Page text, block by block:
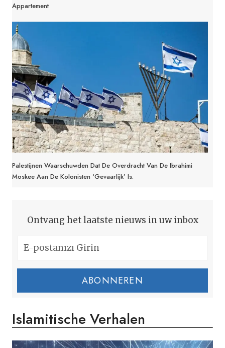
Appartement
Palestijnen Waarschuwden Dat De Overdracht Van De Ibrahimi
Moskee Aan De Kolonisten ‘gevaarlijk’ Is.
Ontvang het laatste nieuws in uw inbox
ABONNEREN
Islamitische Verhalen